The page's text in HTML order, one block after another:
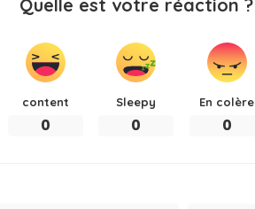
Quelle est votre réaction ?
content
0
Sleepy
0
En colère
0